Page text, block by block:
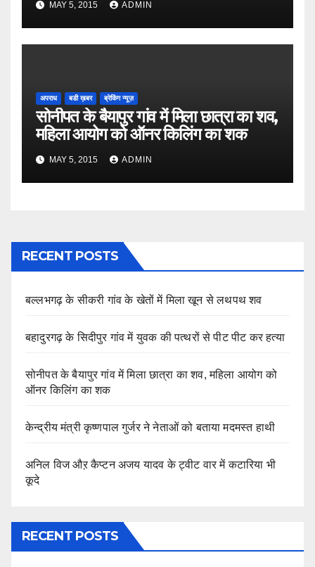
MAY 5, 2015 ADMIN
अपराध बडी ख़बर ब्रेकिंग न्यूज़
सोनीपत के बैयापुर गांव में मिला छात्रा का शव,
महिला आयोग को ऑनर किलिंग का शक
MAY 5, 2015 ADMIN
RECENT POSTS
बल्लभगढ़ के सीकरी गांव के खेतों में मिला खून से लथपथ शव
बहादुरगढ़ के सिदीपुर गांव में युवक की पत्थरों से पीट पीट कर हत्या
सोनीपत के बैयापुर गांव में मिला छात्रा का शव, महिला आयोग को
ऑनर किलिंग का शक
केन्द्रीय मंत्री कृष्णपाल गुर्जर ने नेताओं को बताया मदमस्त हाथी
अनिल विज औऱ कैप्टन अजय यादव के ट्वीट वार में कटारिया भी
कूदे
RECENT POSTS